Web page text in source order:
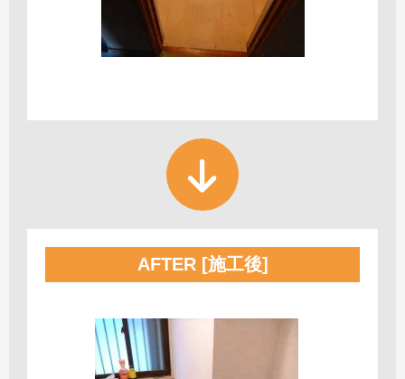
AFTER [施工後]